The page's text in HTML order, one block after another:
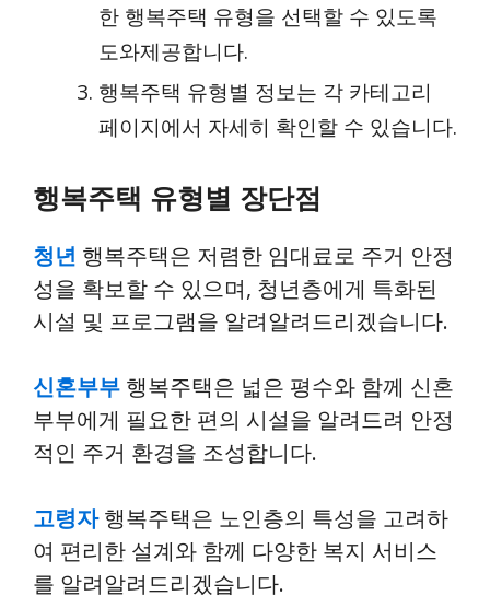
한 행복주택 유형을 선택할 수 있도록
도와제공합니다.
행복주택 유형별 정보는 각 카테고리
페이지에서 자세히 확인할 수 있습니다.
행복주택 유형별 장단점
청년 행복주택은 저렴한 임대료로 주거 안정
성을 확보할 수 있으며, 청년층에게 특화된
시설 및 프로그램을 알려알려드리겠습니다.
신혼부부 행복주택은 넓은 평수와 함께 신혼
부부에게 필요한 편의 시설을 알려드려 안정
적인 주거 환경을 조성합니다.
고령자행복주택은 노인층의 특성을 고려하
여 편리한 설계와 함께 다양한 복지 서비스
를 알려알려드리겠습니다.